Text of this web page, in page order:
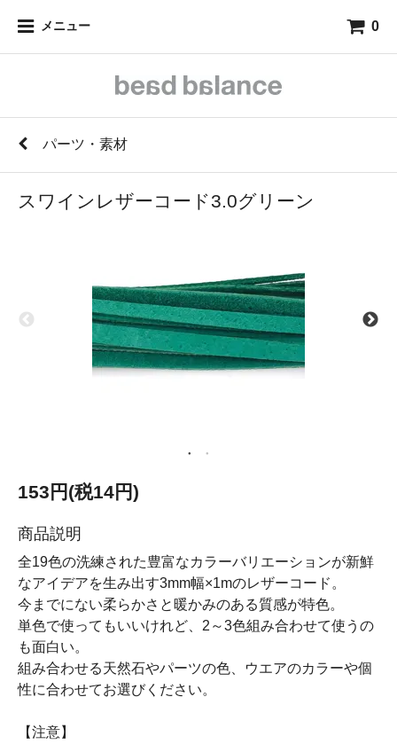
メニュー 0
パーツ・素材
スワインレザーコード3.0グリーン
153円(税14円)
商品説明
全19色の洗練された豊富なカラーバリエーションが新鮮
なアイデアを生み出す3mm幅×1mのレザーコード。
今までにない柔らかさと暖かみのある質感が特色。
単色で使ってもいいけれど、2～3色組み合わせて使うの
も面白い。
組み合わせる天然石やパーツの色、ウエアのカラーや個
性に合わせてお選びください。
【注意】